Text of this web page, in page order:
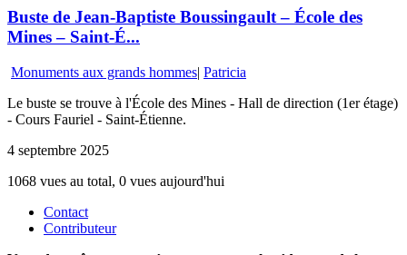
Buste de Jean-Baptiste Boussingault – École des
Mines – Saint-É...
Monuments aux grands hommes| Patricia
Le buste se trouve à l'École des Mines - Hall de direction (1er étage)
- Cours Fauriel - Saint-Étienne.
4 septembre 2025
1068 vues au total, 0 vues aujourd'hui
Contact
Contributeur